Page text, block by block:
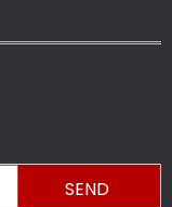
SEND